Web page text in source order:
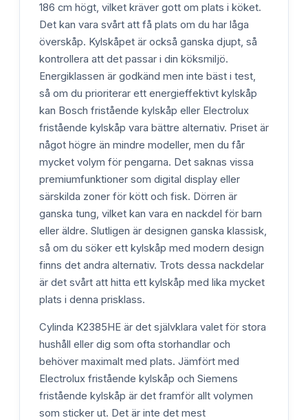
186 cm högt, vilket kräver gott om plats i köket.
Det kan vara svårt att få plats om du har låga
överskåp. Kylskåpet är också ganska djupt, så
kontrollera att det passar i din köksmiljö.
Energiklassen är godkänd men inte bäst i test,
så om du prioriterar ett energieffektivt kylskåp
kan Bosch fristående kylskåp eller Electrolux
fristående kylskåp vara bättre alternativ. Priset är
något högre än mindre modeller, men du får
mycket volym för pengarna. Det saknas vissa
premiumfunktioner som digital display eller
särskilda zoner för kött och fisk. Dörren är
ganska tung, vilket kan vara en nackdel för barn
eller äldre. Slutligen är designen ganska klassisk,
så om du söker ett kylskåp med modern design
finns det andra alternativ. Trots dessa nackdelar
är det svårt att hitta ett kylskåp med lika mycket
plats i denna prisklass.
Cylinda K2385HE är det självklara valet för stora
hushåll eller dig som ofta storhandlar och
behöver maximalt med plats. Jämfört med
Electrolux fristående kylskåp och Siemens
fristående kylskåp är det framför allt volymen
som sticker ut. Det är inte det mest